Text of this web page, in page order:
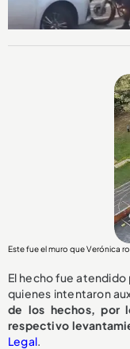
Este fue el muro que Verónica
El hecho fue atendido
quienes intentaron
de los hechos, por
respectivo
Legal.